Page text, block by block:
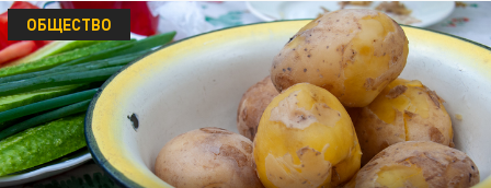
ОБЩЕСТВО